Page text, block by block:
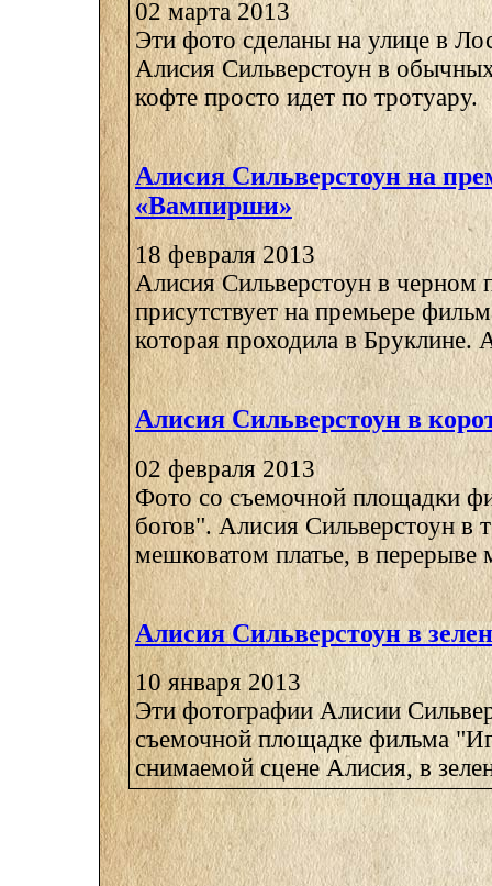
02 марта 2013
Эти фото сделаны на улице в
Алисия Сильверстоун в
кофте просто идет по тротуару.
Алисия Сильверстоун на
«Вампирши»
18 февраля 2013
Алисия Сильверстоун в черном
присутствует на премьере
которая проходила в Бруклине.
Алисия Сильверстоун в
02 февраля 2013
Фото со съемочной площадки
богов". Алисия Сильверстоун в
мешковатом платье, в перерыве
Алисия Сильверстоун в
10 января 2013
Эти фотографии Алисии
съемочной площадке фильма
снимаемой сцене Алисия, в